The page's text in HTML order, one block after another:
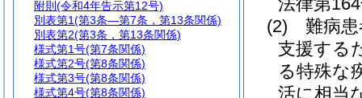
(2)
難病
支援する
る特殊な
活に相当
附則 (令和4年告示第12号)
別表第1(第3条―第7条，第13条関係)
別表第2(第3条，第13条関係)
様式第1号(第7条関係)
様式第2号(第8条関係)
様式第3号(第8条関係)
様式第4号(第8条関係)